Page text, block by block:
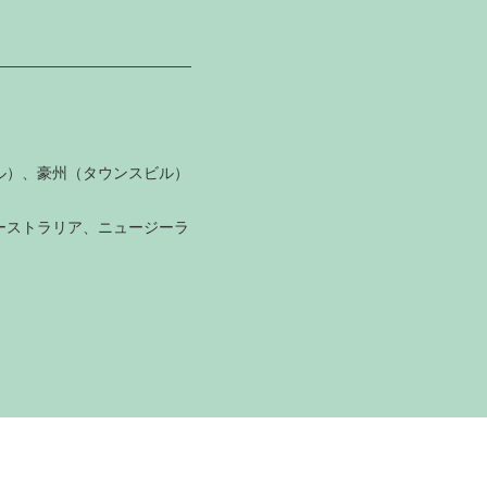
、豪州（タウンスビル）
トラリア、ニュージーラ